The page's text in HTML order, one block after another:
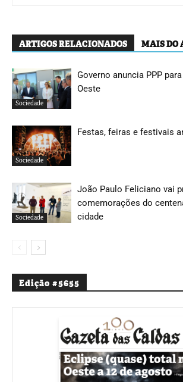
ARTIGOS RELACIONADOS MAIS DO
Sociedade
Governo anuncia PPP
Oeste
Sociedade
Festas, feiras e festivais
Sociedade
João Paulo Feliciano vai
comemorações do
cidade
Edição #5655